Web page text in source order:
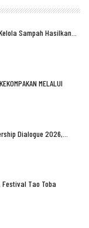
Sampah Hasilkan…
MELALUI
Dialogue 2026,…
Festival Tao Toba